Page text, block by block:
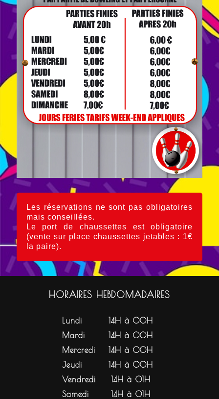
Les réservations ne sont pas obligatoires
mais conseillées.
Le port de chaussettes est obligatoire
(vente sur place chaussettes jetables : 1€
la paire).
HORAIRES HEBDOMADAIRES
Lundi
14H à 00H
Mardi
14H à 00H
Mercredi
14H à 00H
Jeudi
14H à 00H
Vendredi
14H à 01H
Samedi
14H à 01H